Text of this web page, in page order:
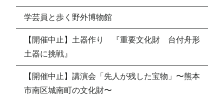
学芸員と歩く野外博物館
【開催中止】土器作り 『重要文化財 台付舟形
土器に挑戦』
【開催中止】講演会「先人が残した宝物」〜熊本
市南区城南町の文化財〜